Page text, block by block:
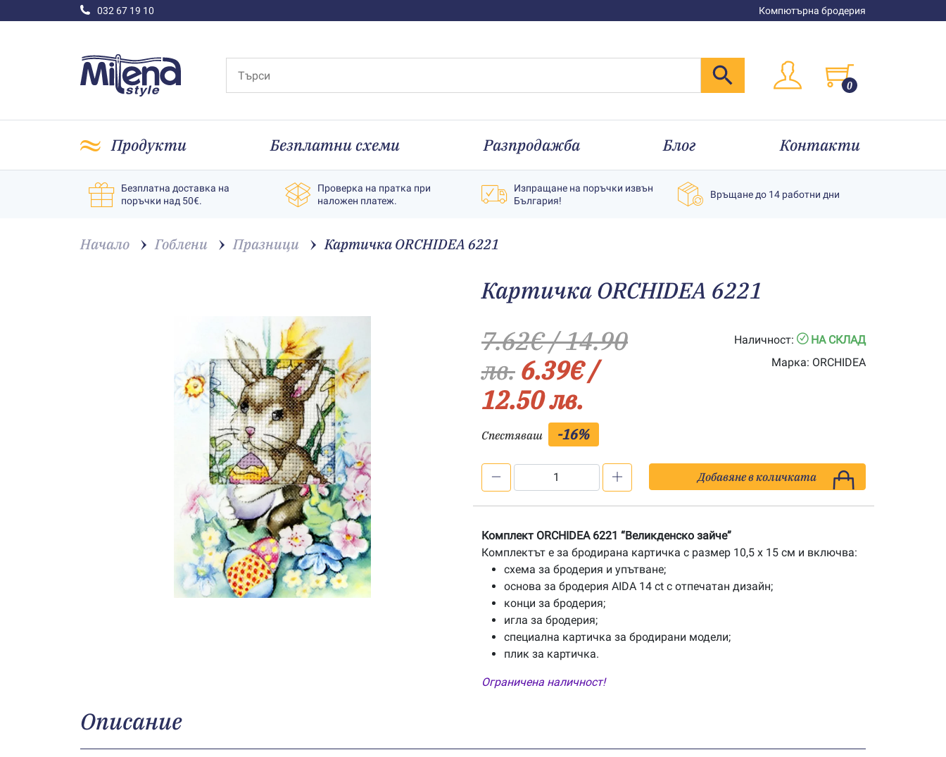
032 67 19 10 Компютърна бродерия
0
Продукти Безплатни схеми Разпродажба Блог Контакти
Безплатна доставка на
поръчки над 50€.
Проверка на пратка при
наложен платеж.
Изпращане на поръчки извън
България!
Връщане до 14 работни дни
Начало Гоблени Празници Картичка ORCHIDEA 6221
Картичка ORCHIDEA 6221
7.62€/ 14.90
лв.6.39€/
12.50 лв.
Спестяваш -16%
Наличност:
НА СКЛАД
Марка: ORCHIDEA
ORCHIDEA
6221
Добавяне в количката
Комплект ORCHIDEA 6221 “Великденско зайче”
Комплектът е за бродирана картичка с размер 10,5 x 15 см и включва:
схема за бродерия и упътване;
основа за бродерия AIDA 14 ct с отпечатан дизайн;
конци за бродерия;
игла за бродерия;
специална картичка за бродирани модели;
плик за картичка.
Ограничена наличност!
Описание